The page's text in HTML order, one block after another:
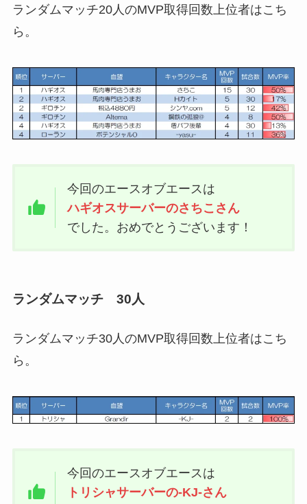
ランダムマッチ20人のMVP取得回数上位者はこち
ら。
今回のエースオブエースは
ハギオスサーバーのさちこさん
でした。おめでとうございます！
ランダムマッチ 30人
ランダムマッチ30人のMVP取得回数上位者はこち
ら。
今回のエースオブエースは
トリシャサーバーの-KJ-さん